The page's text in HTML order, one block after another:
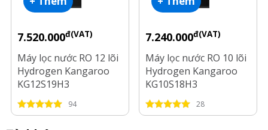
7.520.000đ(VAT)
Máy lọc nước RO 12 lõi
Hydrogen Kangaroo
KG12S19H3
94
7.240.000đ(VAT)
Máy lọc nước RO 10 lõi
Hydrogen Kangaroo
KG10S18H3
28